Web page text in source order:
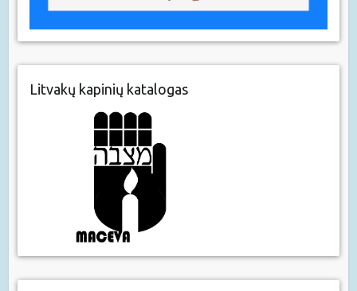
Litvakų kapinių katalogas